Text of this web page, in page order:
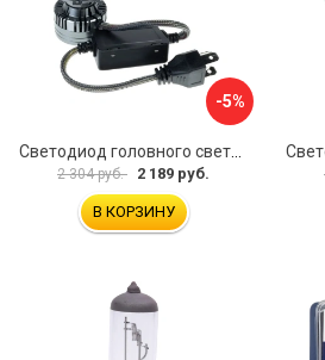
-5%
2 304 руб. 2 189 руб.
В КОРЗИНУ